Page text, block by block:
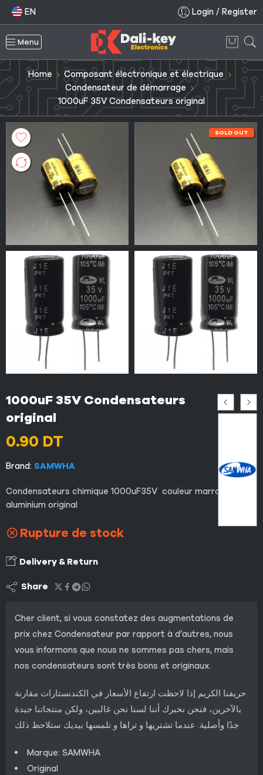
EN Login / Register
Menu
Home
Composant électronique et électrique
Condensateur de démarrage
1000uF 35V Condensateurs original
SOLD OUT
1000uF 35V Condensateurs
original
0.90 DT
Brand: SAMWHA
Condensateurs chimique 1000uF35V couleur marron DIP en
aluminium original
Rupture de stock
Delivery & Return
Share
Cher client, si vous constatez des augmentations de
prix chez Condensateur par rapport à d’autres, nous
vous informons que nous ne sommes pas chers, mais
nos condensateurs sont très bons et originaux.
حريفنا الكريم إذا لاحظت ارتفاع الأسعار في الكندنستارات مقارنة
بالآخرين، فنحن نخبرك أننا لسنا نحن غاليين، ولكن منتجاتنا جيدة
جدًا وأصلية. عندما تشتريها و تراها و تلمسها بيديك ستلاحظ ذلك
Marque: SAMWHA
Original